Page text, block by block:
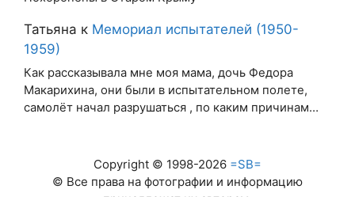
Татьяна к Мемориал испытателей (1950-
1959)
Как рассказывала мне моя мама, дочь Федора
Макарихина, они были в испытательном полете,
самолёт начал разрушаться , по каким причинам…
Copyright © 1998-2026 =SB=
© Все права на фотографии и информацию